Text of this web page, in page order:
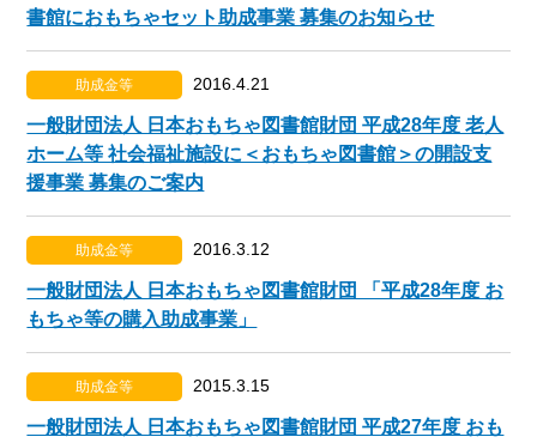
書館におもちゃセット助成事業 募集のお知らせ
助成金等 2016.4.21
一般財団法人 日本おもちゃ図書館財団 平成28年度 老人
ホーム等 社会福祉施設に＜おもちゃ図書館＞の開設支
援事業 募集のご案内
助成金等 2016.3.12
一般財団法人 日本おもちゃ図書館財団 「平成28年度 お
もちゃ等の購入助成事業」
助成金等 2015.3.15
一般財団法人 日本おもちゃ図書館財団 平成27年度 おも